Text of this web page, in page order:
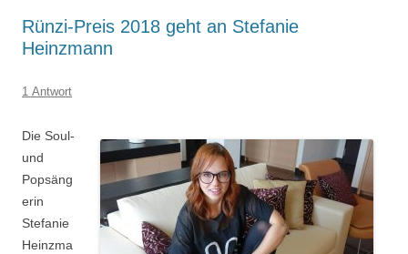
Rünzi-Preis 2018 geht an Stefanie
Heinzmann
1 Antwort
Die Soul-
und
Popsäng
erin
Stefanie
Heinzma